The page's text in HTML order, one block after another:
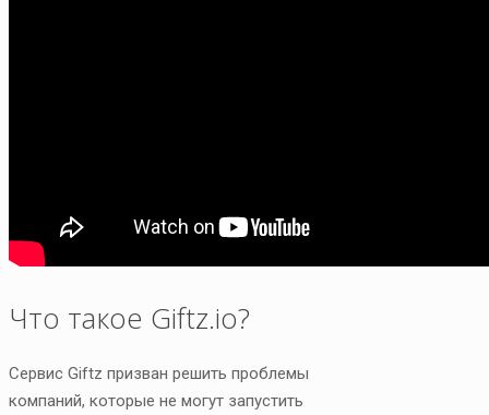
Что такое Giftz.io?
Сервис Giftz призван решить проблемы
компаний, которые не могут запустить